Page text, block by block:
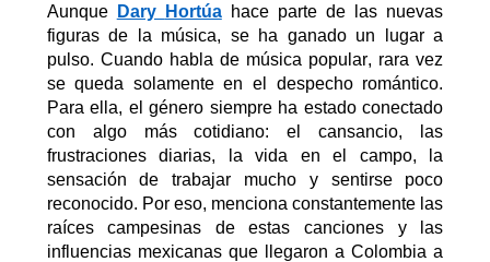
Aunque Dary Hortúahace parte de las nuevas
figuras de la música, se ha ganado un lugar a
pulso. Cuando habla de música popular, rara vez
se queda solamente en el despecho romántico.
Para ella, el género siempre ha estado conectado
con algo más cotidiano: el cansancio, las
frustraciones diarias, la vida en el campo, la
sensación de trabajar mucho y sentirse poco
reconocido. Por eso, menciona constantemente las
raíces campesinas de estas canciones y las
influencias mexicanas que llegaron a Colombia a